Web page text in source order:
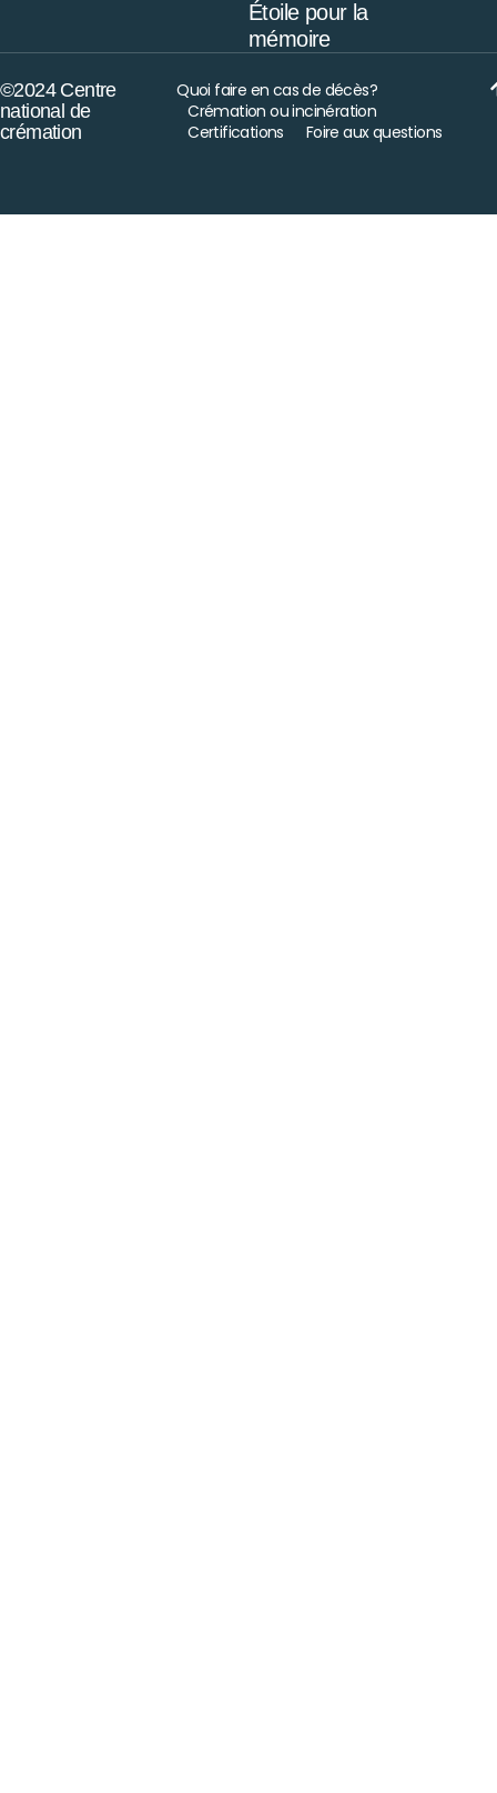
Étoile pour la
mémoire
©2024 Centre
national de
crémation
Quoi faire en cas de décès?
Crémation ou incinération
Certifications
Foire aux questions